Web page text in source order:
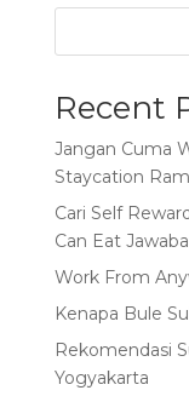
Recent
Jangan Cuma
Staycation
Cari Self
Can Eat
Work From
Kenapa Bule
Rekomendasi
Yogyakarta